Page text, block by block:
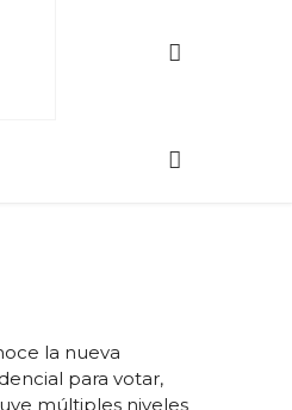
la nueva
para votar,
múltiples niveles